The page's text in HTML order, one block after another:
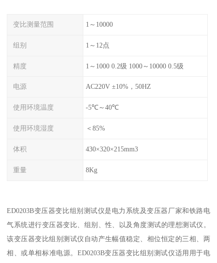
变比测量范围 1～10000
组别 1～12点
精度 1～1000 0.2级 1000～10000 0.5级
电源 AC220V ±10%，50HZ
使用环境温度 -5℃～40℃
使用环境湿度 ＜85%
体积 430×320×215mm3
重量 8Kg
ED0203B变压器变比组别测试仪是电力系统及变压器厂家和铁路电
气系统进行变压器变比、组别、性、以及角度测试的理想测试仪。
该变压器变比组别测试仪自动产生幅值稳定、相位恒定的三相、两
相、或单相标准电源。ED0203B变压器变比组别测试仪适用用于电